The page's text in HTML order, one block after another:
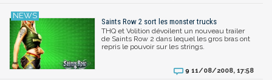
Saints Row 2 sort les monster trucks
THQ et Volition dévoilent un nouveau trailer
de Saints Row 2 dans lequel les gros bras ont
repris le pouvoir sur les strings.
9 11/08/2008, 17:58